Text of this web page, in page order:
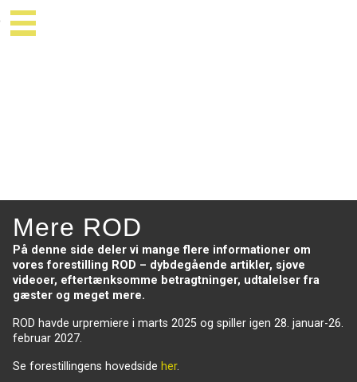
Mere ROD
På denne side deler vi mange flere informationer om
vores forestilling ROD – dybdegående artikler, sjove
videoer, eftertænksomme betragtninger, udtalelser fra
gæster og meget mere.
ROD havde urpremiere i marts 2025 og spiller igen 28. januar-26.
februar 2027.
Se forestillingens hovedside her.